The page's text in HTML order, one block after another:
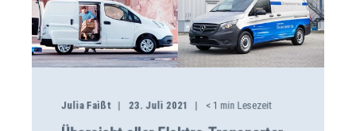
Julia Faißt 23. Juli 2021 < 1 min Lesezeit